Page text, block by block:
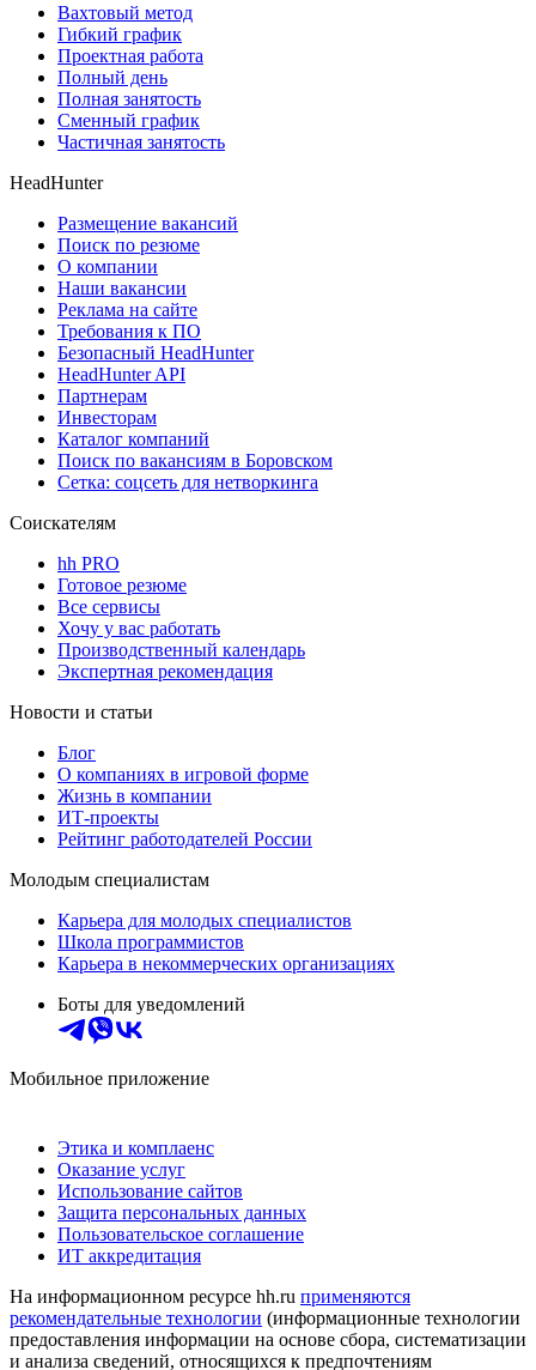
Вахтовый метод
Гибкий график
Проектная работа
Полный день
Полная занятость
Сменный график
Частичная занятость
HeadHunter
Размещение вакансий
Поиск по резюме
О компании
Наши вакансии
Реклама на сайте
Требования к ПО
Безопасный HeadHunter
HeadHunter API
Партнерам
Инвесторам
Каталог компаний
Поиск по вакансиям в Боровском
Сетка: соцсеть для нетворкинга
Соискателям
hh PRO
Готовое резюме
Все сервисы
Хочу у вас работать
Производственный календарь
Экспертная рекомендация
Новости и статьи
Блог
О компаниях в игровой форме
Жизнь в компании
ИТ-проекты
Рейтинг работодателей России
Молодым специалистам
Карьера для молодых специалистов
Школа программистов
Карьера в некоммерческих организациях
Боты для уведомлений
Мобильное приложение
Этика и комплаенс
Оказание услуг
Использование сайтов
Защита персональных данных
Пользовательское соглашение
ИТ аккредитация
На информационном ресурсе hh.ru применяются
рекомендательные технологии (информационные технологии
предоставления информации на основе сбора, систематизации
и анализа сведений, относящихся к предпочтениям